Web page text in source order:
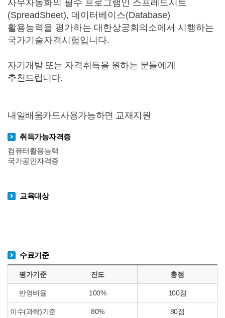
사무자동화의 필수 프로그램인 스프레드시트
(SpreadSheet), 데이터베이스(Database)
활용능력을 평가하는 대한상공회의소에서 시행하는
국가기술자격시험입니다.
자기개발 또는 자격취득을 원하는 분들에게
추천드립니다.
내일배움카드사용가능하면 교재지원
취득가능자격증
컴퓨터활용능력
국가공인자격증
교육대상
수료기준
평가기준 진도 총점
반영비율 100% 100점
이수(과락)기준 80% 80점